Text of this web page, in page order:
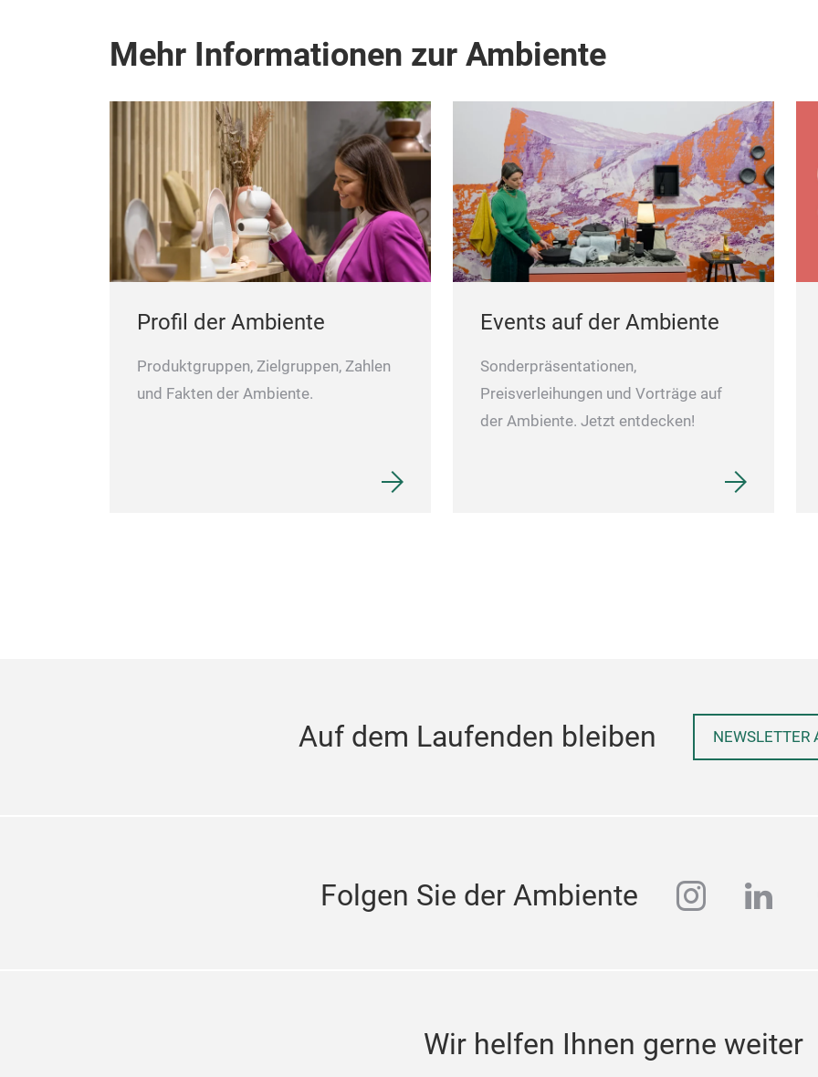
Mehr Informationen zur Ambiente
Profil der Ambiente
Produktgruppen, Zielgruppen, Zahlen
und Fakten der Ambiente.
Events auf der Ambiente
Sonderpräsentationen,
Preisverleihungen und Vorträge auf
der Ambiente. Jetzt entdecken!
Auf dem Laufenden bleiben NEWSLETTER
Folgen Sie der Ambiente
Wir helfen Ihnen gerne weiter